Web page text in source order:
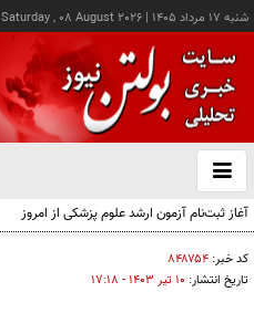
شنبه ۱۷ مرداد ۱۴۰۵ |
Saturday , 08 August 2026
باز
و
آغاز ثبت‌نام آزمون ارشد علوم پزشکی از امروز
کد خبر: ۸۴۸۷۵۴
تاریخ انتشار: ۱۰ تير ۱۴۰۳ - ۱۷:۱۸